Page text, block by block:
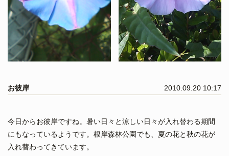
お彼岸 2010.09.20 10:17
今日からお彼岸ですね。暑い日々と涼しい日々が入れ替わる期間
にもなっているようです。根岸森林公園でも、夏の花と秋の花が
入れ替わってきています。